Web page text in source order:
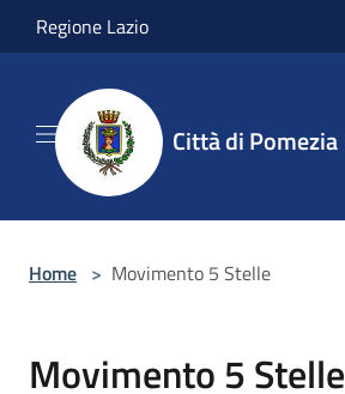
Salta al contenuto principale
Regione Lazio
Città di Pomezia
Home > Movimento 5 Stelle
Movimento 5 Stelle